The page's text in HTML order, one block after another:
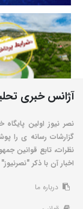
آژانس خبری
نصر نیوز اولین
گزارشات رسانه ی را
نظرات، تابع قوانین
اخبار آن با ذکر
درباره ما